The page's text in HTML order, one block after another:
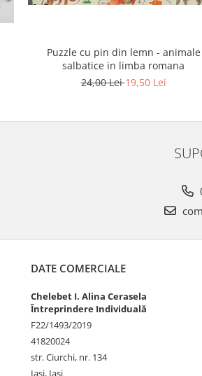
Puzzle cu pin din lemn - animale
salbatice in limba romana
24,00 Lei19,50 Lei
DATE COMERCIALE
Chelebet I. Alina Cerasela
Întreprindere Individuală
F22/1493/2019
41820024
str. Ciurchi, nr. 134
Iași, Iasi